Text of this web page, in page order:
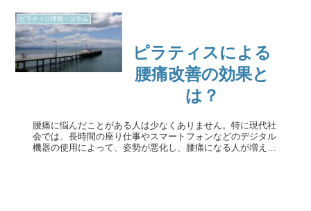
ピラティス情報・コラム
ピラティスによる
腰痛改善の効果と
は？
腰痛に悩んだことがある人は少なくありません。特に現代社
会では、長時間の座り仕事やスマートフォンなどのデジタル
機器の使用によって、姿勢が悪化し、腰痛になる人が増えて